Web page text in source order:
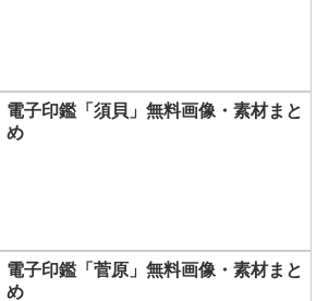
電子印鑑「須貝」無料画像・素材まと
め
電子印鑑「菅原」無料画像・素材まと
め